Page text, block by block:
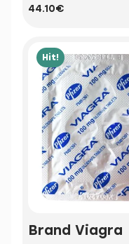
44.10€
Hit!
Brand Viagra